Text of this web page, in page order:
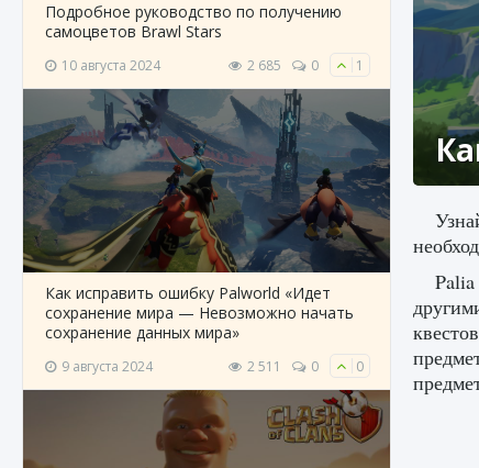
Подробное руководство по получению
самоцветов Brawl Stars
10 августа 2024 2 685 0 1
Как исправить ошибку Palworld «Идет
сохранение мира — Невозможно начать
сохранение данных мира»
9 августа 2024 2 511 0 0